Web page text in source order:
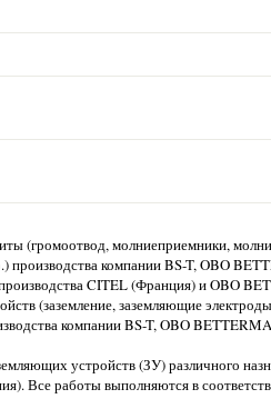
(громоотвод, молниеприемники,
производства компании BS-T, OBO
CITEL (Франция) и OBO
(заземление, заземляющие
компании BS-T, OBO
устройств (ЗУ) различного
Все работы выполняются в